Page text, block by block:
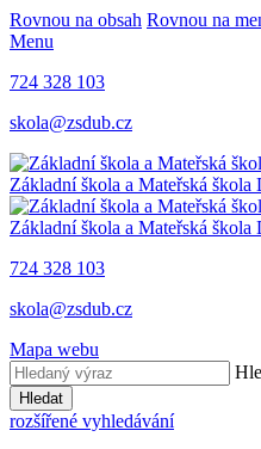
Rovnou na obsah Rovnou na
Menu
724 328 103
skola@zsdub.cz
Základní škola a Mateřská škola
Základní škola a Mateřská škola
724 328 103
skola@zsdub.cz
Mapa webu
Hledat
rozšířené vyhledávání